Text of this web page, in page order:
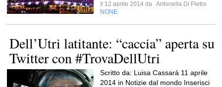
Il 12 aprile 2014 da Antonella Di Pietro
NONE
Dell’Utri latitante: “caccia” aperta su
Twitter con #TrovaDellUtri
Scritto da: Luisa Cassarà 11 aprile
2014 in Notizie dal mondo Inserisci